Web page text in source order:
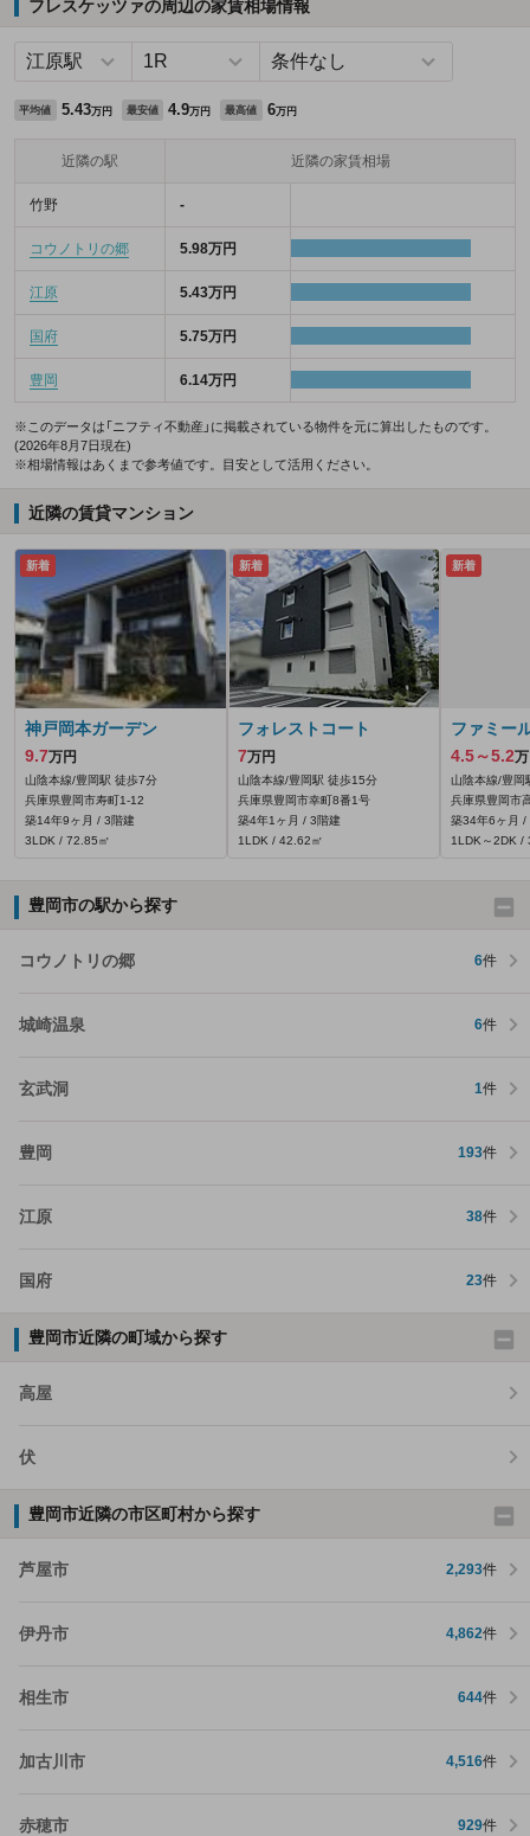
フレスケッツァの周辺の家賃相場情報
平均値 5.43万円 最安値 4.9万円 最高値 6万円
近隣の駅 近隣の家賃相場
竹野 -
コウノトリの郷 5.98万円
江原 5.43万円
国府 5.75万円
豊岡 6.14万円
※このデータは「ニフティ不動産」に掲載されている物件を元に算出したものです。
(2026年8月7日現在)
※相場情報はあくまで参考値です。目安として活用ください。
近隣の賃貸マンション
新着
神戸岡本ガーデン
9.7万円
山陰本線/豊岡駅 徒歩7分
兵庫県豊岡市寿町1-12
築14年9ヶ月 / 3階建
3LDK / 72.85㎡
新着
フォレストコート
7万円
山陰本線/豊岡駅 徒歩15分
兵庫県豊岡市幸町8番1号
築4年1ヶ月 / 3階建
1LDK / 42.62㎡
新着
ファミー
4.5～5.2
山陰本線/豊岡
兵庫県豊岡市
築34年6ヶ月 /
1LDK～2DK /
豊岡市の駅から探す
コウノトリの郷 6件
城崎温泉 6件
玄武洞 1件
豊岡 193件
江原 38件
国府 23件
豊岡市近隣の町域から探す
高屋
伏
豊岡市近隣の市区町村から探す
芦屋市 2,293件
伊丹市 4,862件
相生市 644件
加古川市 4,516件
赤穂市 929件